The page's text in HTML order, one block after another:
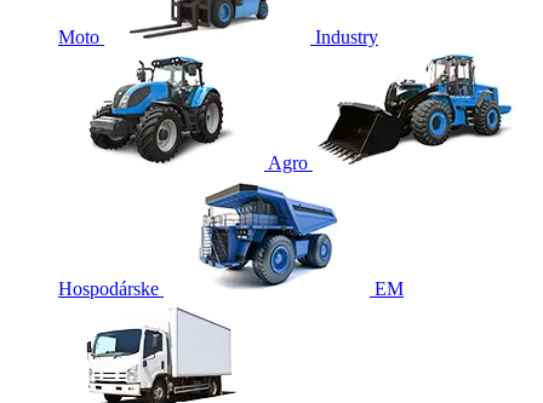
Moto Industry
Agro
Hospodárske EM